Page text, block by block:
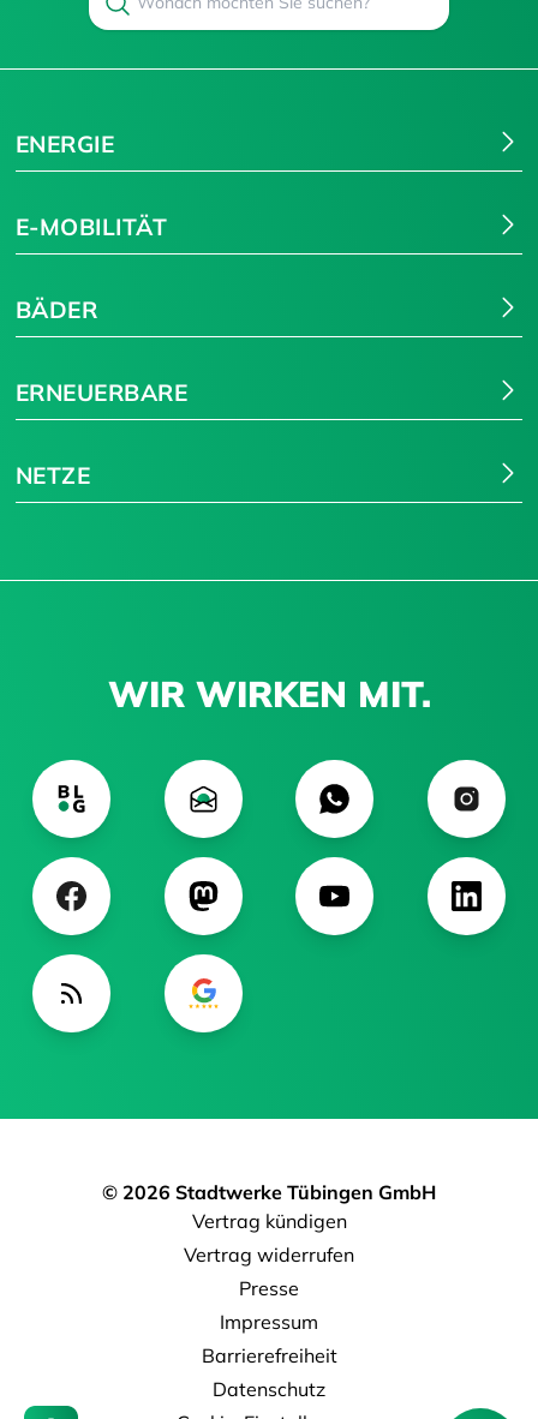
ENERGIE
E-MOBILITÄT
BÄDER
ERNEUERBARE
NETZE
WIR WIRKEN MIT.
© 2026 Stadtwerke Tübingen GmbH
Vertrag kündigen
Vertrag widerrufen
Presse
Impressum
Barrierefreiheit
Datenschutz